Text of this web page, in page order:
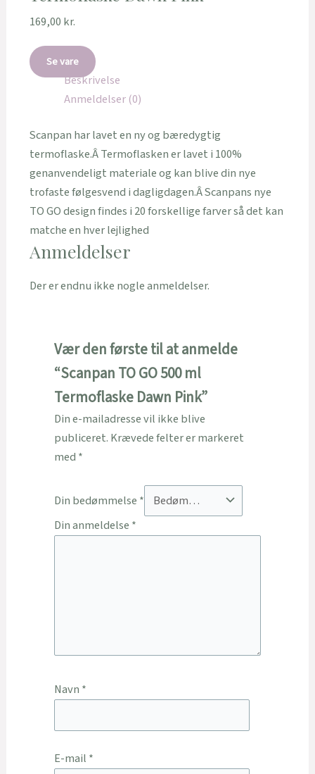
169,00 kr.
Se vare
Beskrivelse
Anmeldelser (0)
Scanpan har lavet en ny og bæredygtig
termoflaske.Â Termoflasken er lavet i 100%
genanvendeligt materiale og kan blive din nye
trofaste følgesvend i dagligdagen.Â Scanpans nye
TO GO design findes i 20 forskellige farver så det kan
matche en hver lejlighed
Anmeldelser
Der er endnu ikke nogle anmeldelser.
Vær den første til at anmelde
“Scanpan TO GO 500 ml
Termoflaske Dawn Pink”
Din e-mailadresse vil ikke blive
publiceret. Krævede felter er markeret
med *
Din bedømmelse *
Din anmeldelse *
Navn *
E-mail *